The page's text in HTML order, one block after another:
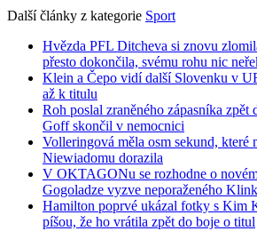
Další články z kategorie Sport
Hvězda PFL Ditcheva si znovu
přesto dokončila, svému rohu nic
Klein a Čepo vidí další Slovenku v
až k titulu
Roh poslal zraněného zápasníka
Goff skončil v nemocnici
Volleringová měla osm sekund, které
Niewiadomu dorazila
V OKTAGONu se rozhodne o
Gogoladze vyzve neporaženého
Hamilton poprvé ukázal fotky s Kim
píšou, že ho vrátila zpět do boje o titul